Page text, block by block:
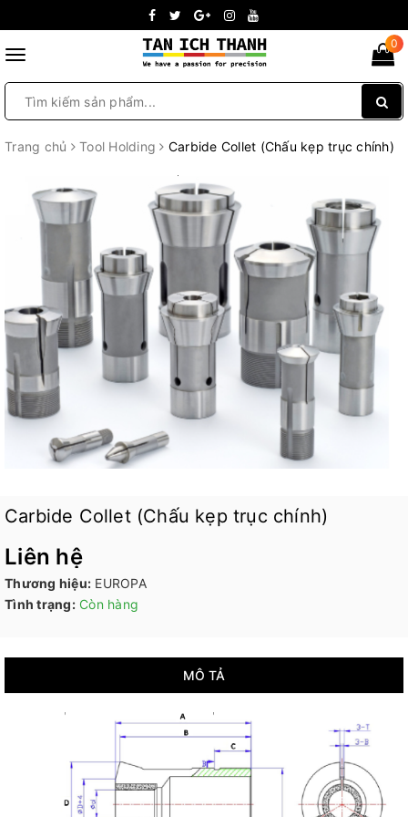
Toggle
0
Trang chủ Tool Holding Carbide Collet (Chấu kẹp trục chính)
Carbide Collet (Chấu kẹp trục chính)
Liên hệ
Thương hiệu: EUROPA
Tình trạng: Còn hàng
MÔ TẢ